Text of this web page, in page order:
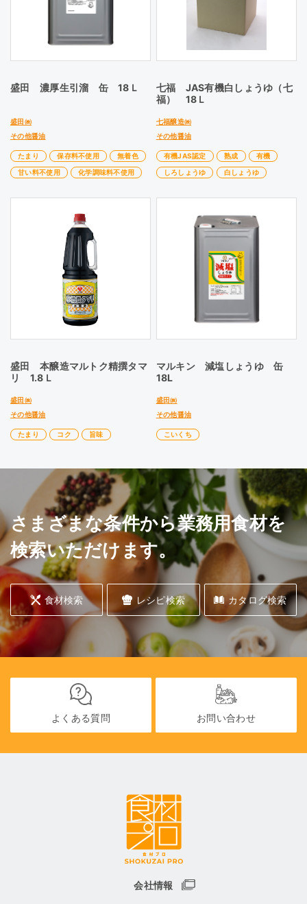
盛田 濃厚生引溜 缶 18Ｌ
盛田㈱
その他醤油
たまり 保存料不使用
無着色
甘い料不使用
化学調味料不使用
七福 JAS有機白しょうゆ（七
福） 18Ｌ
七福醸造㈱
その他醤油
有機JAS認定 熟成
有機
しろしょうゆ
白しょうゆ
盛田 本醸造マルトク精撰タマ
リ 1.8Ｌ
盛田㈱
その他醤油
たまり コク 旨味
マルキン 減塩しょうゆ 缶
18L
盛田㈱
その他醤油
こいくち
さまざまな条件から業務用食材を
検索いただけます。
食材検索 レシピ検索 カタログ検索
よくある質問 お問い合わせ
会社情報